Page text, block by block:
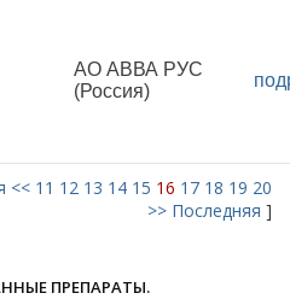
АО АВВА РУС
(Россия)
<< 11 12 13 14 15 16 17 18 19 20
>> Последняя ]
ПРЕПАРАТЫ.